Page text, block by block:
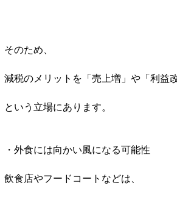
そのため、
減税のメリットを「売上増」や「利益
という立場にあります。
・外食には向かい風になる可能性
飲食店やフードコートなどは、